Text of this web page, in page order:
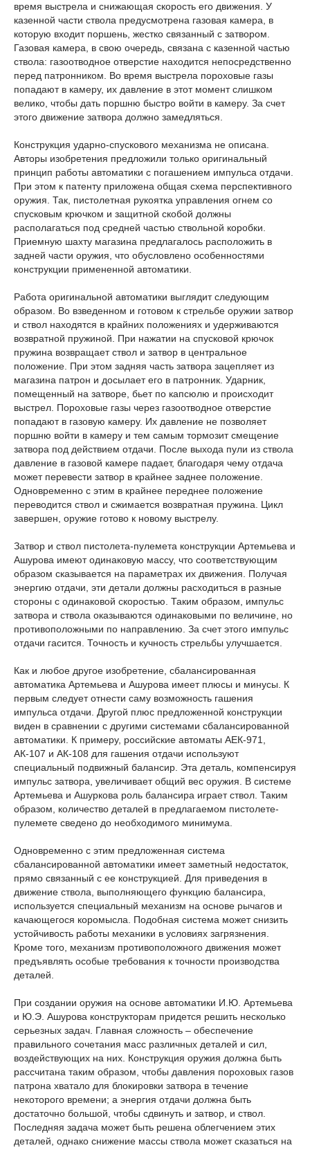
время выстрела и снижающая скорость его движения. У
казенной части ствола предусмотрена газовая камера, в
которую входит поршень, жестко связанный с затвором.
Газовая камера, в свою очередь, связана с казенной частью
ствола: газоотводное отверстие находится непосредственно
перед патронником. Во время выстрела пороховые газы
попадают в камеру, их давление в этот момент слишком
велико, чтобы дать поршню быстро войти в камеру. За счет
этого движение затвора должно замедляться.
Конструкция ударно-спускового механизма не описана.
Авторы изобретения предложили только оригинальный
принцип работы автоматики с погашением импульса отдачи.
При этом к патенту приложена общая схема перспективного
оружия. Так, пистолетная рукоятка управления огнем со
спусковым крючком и защитной скобой должны
располагаться под средней частью ствольной коробки.
Приемную шахту магазина предлагалось расположить в
задней части оружия, что обусловлено особенностями
конструкции примененной автоматики.
Работа оригинальной автоматики выглядит следующим
образом. Во взведенном и готовом к стрельбе оружии затвор
и ствол находятся в крайних положениях и удерживаются
возвратной пружиной. При нажатии на спусковой крючок
пружина возвращает ствол и затвор в центральное
положение. При этом задняя часть затвора зацепляет из
магазина патрон и досылает его в патронник. Ударник,
помещенный на затворе, бьет по капсюлю и происходит
выстрел. Пороховые газы через газоотводное отверстие
попадают в газовую камеру. Их давление не позволяет
поршню войти в камеру и тем самым тормозит смещение
затвора под действием отдачи. После выхода пули из ствола
давление в газовой камере падает, благодаря чему отдача
может перевести затвор в крайнее заднее положение.
Одновременно с этим в крайнее переднее положение
переводится ствол и сжимается возвратная пружина. Цикл
завершен, оружие готово к новому выстрелу.
Затвор и ствол пистолета-пулемета конструкции Артемьева и
Ашурова имеют одинаковую массу, что соответствующим
образом сказывается на параметрах их движения. Получая
энергию отдачи, эти детали должны расходиться в разные
стороны с одинаковой скоростью. Таким образом, импульс
затвора и ствола оказываются одинаковыми по величине, но
противоположными по направлению. За счет этого импульс
отдачи гасится. Точность и кучность стрельбы улучшается.
Как и любое другое изобретение, сбалансированная
автоматика Артемьева и Ашурова имеет плюсы и минусы. К
первым следует отнести саму возможность гашения
импульса отдачи. Другой плюс предложенной конструкции
виден в сравнении с другими системами сбалансированной
автоматики. К примеру, российские автоматы АЕК-971,
АК-107 и АК-108 для гашения отдачи используют
специальный подвижный балансир. Эта деталь, компенсируя
импульс затвора, увеличивает общий вес оружия. В системе
Артемьева и Ашуркова роль балансира играет ствол. Таким
образом, количество деталей в предлагаемом пистолете-
пулемете сведено до необходимого минимума.
Одновременно с этим предложенная система
сбалансированной автоматики имеет заметный недостаток,
прямо связанный с ее конструкцией. Для приведения в
движение ствола, выполняющего функцию балансира,
используется специальный механизм на основе рычагов и
качающегося коромысла. Подобная система может снизить
устойчивость работы механики в условиях загрязнения.
Кроме того, механизм противоположного движения может
предъявлять особые требования к точности производства
деталей.
При создании оружия на основе автоматики И.Ю. Артемьева
и Ю.Э. Ашурова конструкторам придется решить несколько
серьезных задач. Главная сложность – обеспечение
правильного сочетания масс различных деталей и сил,
воздействующих на них. Конструкция оружия должна быть
рассчитана таким образом, чтобы давления пороховых газов
патрона хватало для блокировки затвора в течение
некоторого времени; а энергия отдачи должна быть
достаточно большой, чтобы сдвинуть и затвор, и ствол.
Последняя задача может быть решена облегчением этих
деталей, однако снижение массы ствола может сказаться на